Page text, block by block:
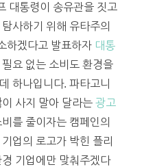
대통령이 송유관을 짓고
사하기 위해 유타주의
하겠다고 발표하자 대통
요 없는 소비도 환경을
하나입니다. 파타고니
사지 말아 달라는 광고
를 줄이자는 캠페인의
업의 로고가 박힌 플리
경 기업에만 맞춰주겠다